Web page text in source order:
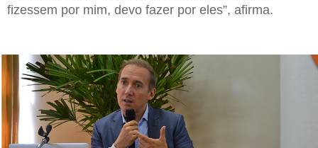
fizessem por mim, devo fazer por eles”, afirma.